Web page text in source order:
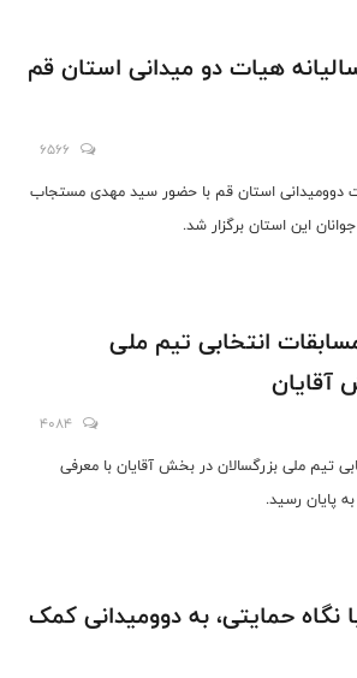
هیات دو میدانی استان قم
6566
دوومیدانی استان قم با حضور سید مهدی مستجاب
این استان برگزار شد.
انتخابی تیم ملی
آقایان
4084
تیم ملی بزرگسالان در بخش آقایان با معرفی
پایان رسید.
نگاه حمایتی، به دوومیدانی کمک